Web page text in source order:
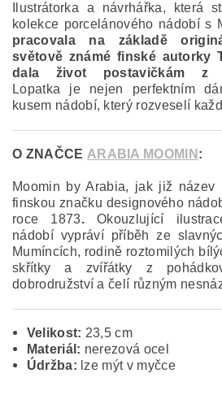
Ilustrátorka a návrhářka, která
kolekce porcelánového nádobí s
pracovala na základě
světově známé finské autorky
dala život postavičkám z
Lopatka je nejen perfektním
kusem nádobí, který rozveselí
O ZNAČCE ARABIA MOOMIN :
Moomin by Arabia, jak již název
finskou značku designového
roce 1873. Okouzlující
nádobí vypráví příběh ze
Mumíncích, rodině roztomilých
skřítky a zvířátky z
dobrodružství a čelí různým
Velikost: 23,5 cm
Materiál: nerezová ocel
Údržba: lze mýt v myčce